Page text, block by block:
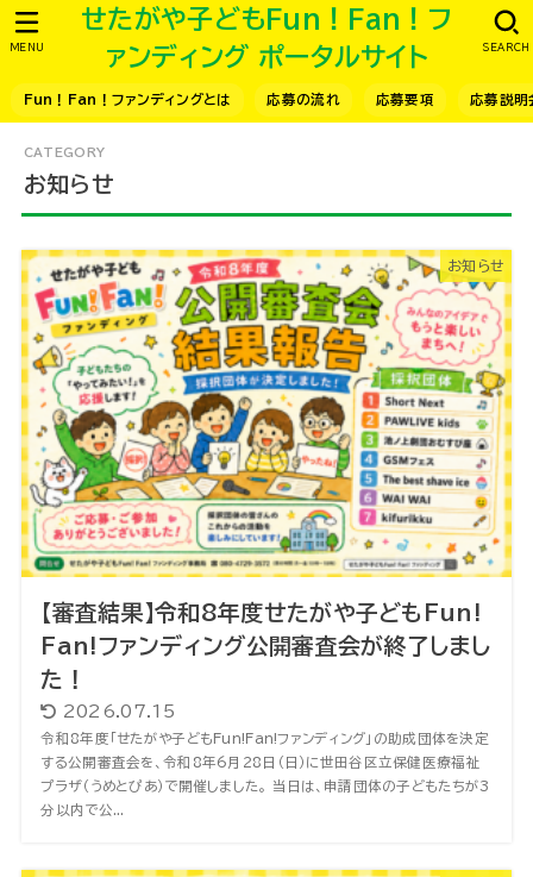
せたがや子どもFun！Fan！フ
ァンディング ポータルサイト
Fun！Fan！ファンディングとは 応募の流れ 応募要項 応募説明
SEARCH
MENU
お知らせ
お知らせ
【審査結果】令和8年度せたがや子どもFun!
Fan!ファンディング公開審査会が終了しまし
た！
2026.07.15
令和8年度「せたがや子どもFun!Fan!ファンディング」の助成団体を決定
する公開審査会を、令和8年6月28日（日）に世田谷区立保健医療福祉
プラザ（うめとぴあ）で開催しました。 当日は、申請団体の子どもたちが3
分以内で公...